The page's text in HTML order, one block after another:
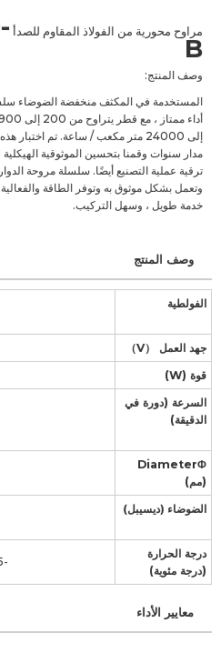
مراوح محورية من الفولاذ المقاوم للصدأ
B
وصف المنتج:
إلى 24000 متر مكعب / ساعة. تم
مدار سنوات وقمنا بتحسين الموثوقية
ترقية عملية التصنيع أيضًا. سلسلة مروحة
وتعمل بشكل موثوق به وتوفر الطاقة
خدمة طويل ، وسهل التركيب.
وصف المنتج
الفولطية
جهد العمل （V）
قوة (W)
السرعة (دورة في
الدقيقة)
DiameterΦ
(مم)
الضوضاء (ديسيبل)
درجة الحرارة
(درجة مئوية)
-25 ℃ ~ 60 ℃
معايير الأداء